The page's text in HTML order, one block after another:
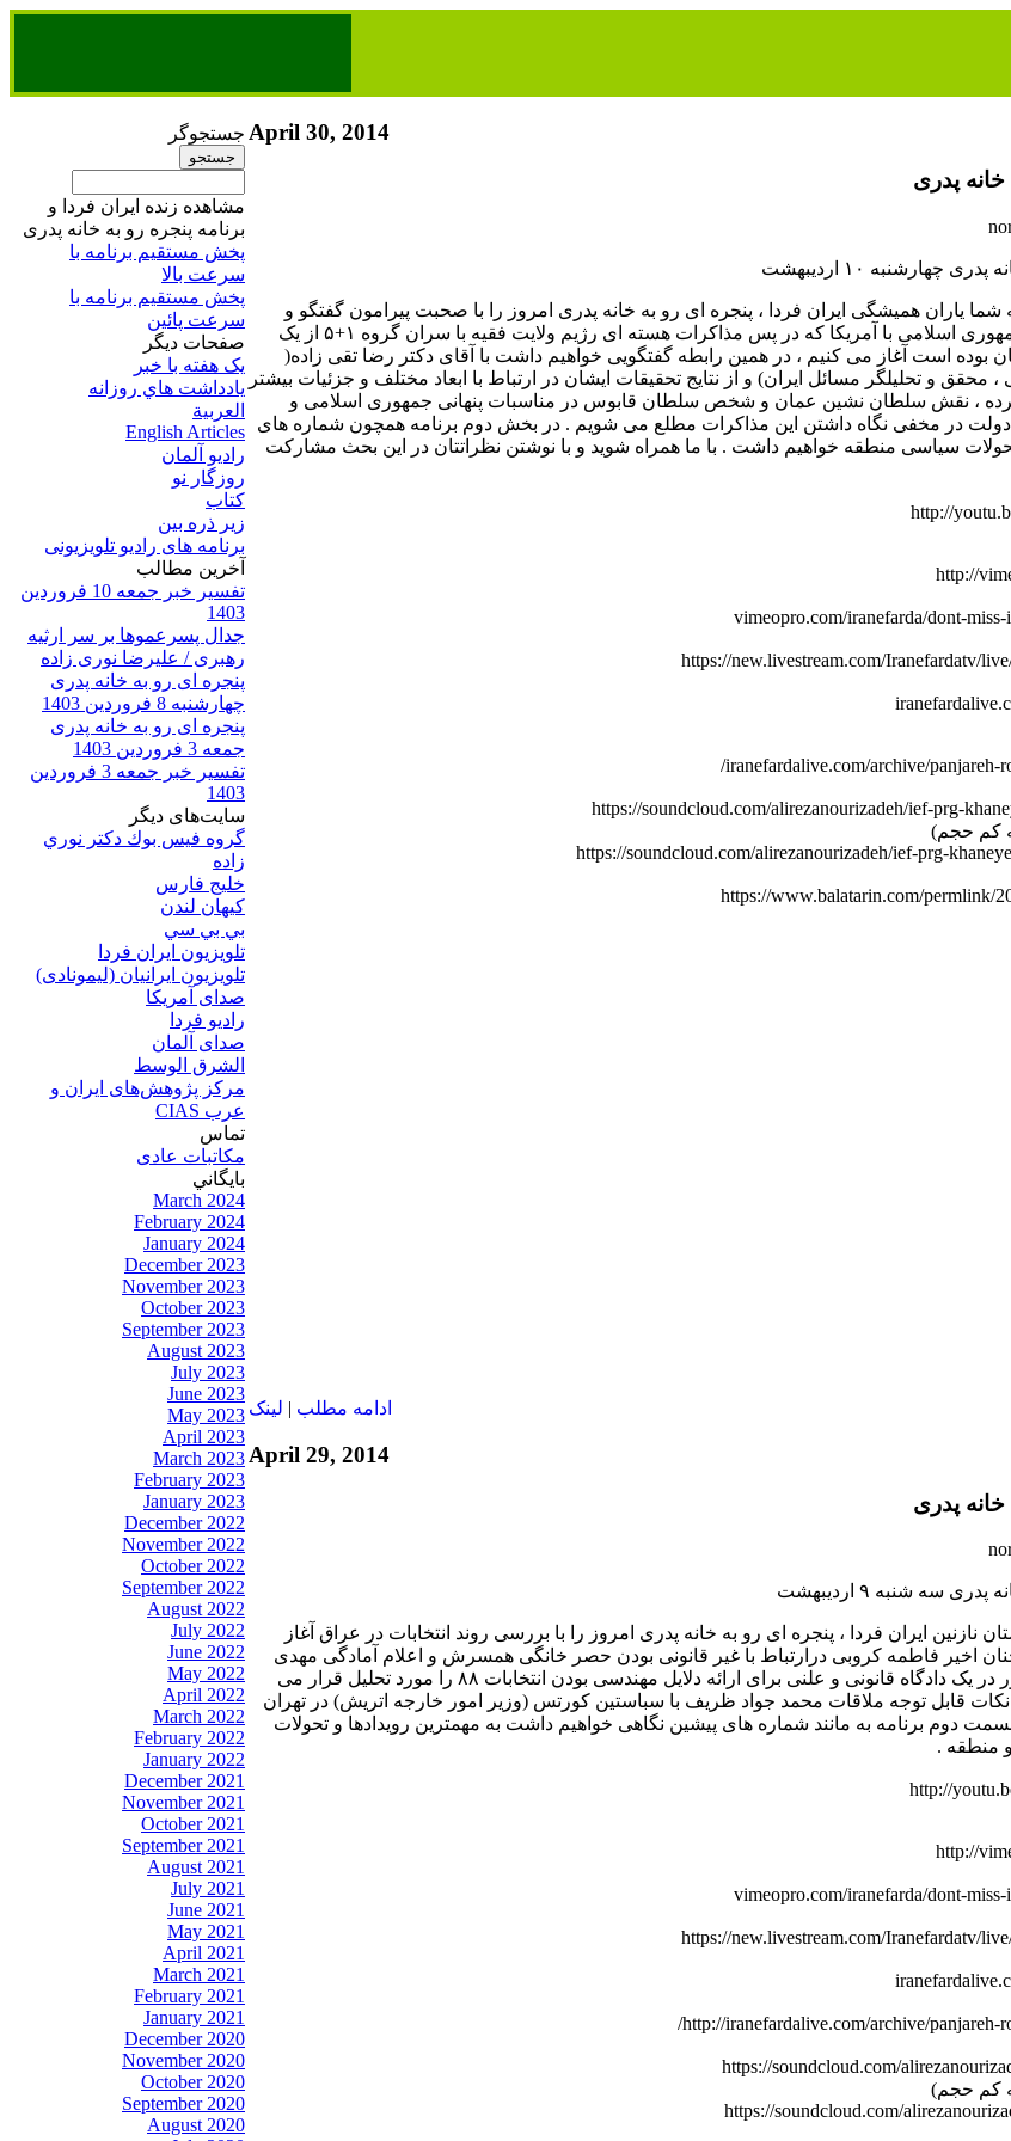
جستجوگر
مشاهده زنده ایران فردا و
برنامه پنجره رو به خانه پدری
پخش مستقیم برنامه‌ ​با
سرعت بالا
پخش مستقیم برنامه‌ ​با
سرعت پائین​
صفحات ديگر
يک هفته با خبر
يادداشت هاي روزانه
العربية
English Articles
راديو آلمان
روزگار نو
کتاب
زير ذره بين
برنامه های رادیو تلویزیونی
آخرين مطالب
تفسیر خبر جمعه 10 فروردین
1403
جدال پسرعموها بر سر ارثیه
رهبری / علیرضا نوری زاده
پنجره ای رو به خانه پدری
چهارشنبه 8 فروردین 1403
پنجره ای رو به خانه پدری
جمعه 3 فروردین 1403
تفسیر خبر جمعه 3 فروردین
1403
سایت‌های ديگر
گروه فيس بوك دكتر نوري
زاده
خلیج فارس
کيهان لندن
بي بي سي
تلویزیون ایران فردا
تلويزيون ايرانيان (ليمونادی)
صدای آمريکا
راديو فردا
صدای آلمان
الشرق الوسط
مرکز پژوهش‌های ايران و
عرب CIAS
تماس
مکاتبات عادی
بايگاني
March 2024
February 2024
January 2024
December 2023
November 2023
October 2023
September 2023
August 2023
July 2023
June 2023
May 2023
April 2023
March 2023
February 2023
January 2023
December 2022
November 2022
October 2022
September 2022
August 2022
July 2022
June 2022
May 2022
April 2022
March 2022
February 2022
January 2022
December 2021
November 2021
October 2021
September 2021
August 2021
July 2021
June 2021
May 2021
April 2021
March 2021
February 2021
January 2021
December 2020
November 2020
October 2020
September 2020
August 2020
April 30, 2014
پدری
چهارشنبه ۱۰ اردیبهشت
شما یاران همیشگی ایران فردا ، پنجره ای رو به خانه پدری امروز را با صحبت پیرامون گفتگو و
توافقات پنهانی جمهوری اسلامی با آمریکا که در پس مذاکرات هسته ای رژیم ولایت فقیه با سران گروه ۱+۵ از یک
بوده است آغاز می کنیم ، در همین رابطه گفتگویی خواهیم داشت با آقای دکتر رضا تقی زاده(
و تحلیلگر مسائل ایران) و از نتایج تحقیقات ایشان در ارتباط با ابعاد مختلف و جزئیات بیشتر
، نقش سلطان نشین عمان و شخص سلطان قابوس در مناسبات پنهانی جمهوری اسلامی و
دولت در مخفی نگاه داشتن این مذاکرات مطلع می شویم . در بخش دوم برنامه همچون شماره های
سیاسی منطقه خواهیم داشت . با ما همراه شوید و با نوشتن نظراتتان در این بحث مشارکت
http://
http://
vimeopro.com/iranefarda/dont-
https://new.livestream.com/Iranefardatv/
iranefardalive.com/archive/panjareh-
https://soundcloud.com/alirezanourizadeh/ief-prg-
https://soundcloud.com/alirezanourizadeh/ief-prg-
https://www.balatarin.com/permlink/
ادامه مطلب | لينک
April 29, 2014
پدری
سه شنبه ۹ اردیبهشت
نازنین ایران فردا ، پنجره ای رو به خانه پدری امروز را با بررسی روند انتخابات در عراق آغاز
اخیر فاطمه کروبی درارتباط با غیر قانونی بودن حصر خانگی همسرش و اعلام آمادگی مهدی
کروبی برای حضور در یک دادگاه قانونی و علنی برای ارائه دلایل مهندسی بودن انتخابات ۸۸ را مورد تحلیل قرار می
نکات قابل توجه ملاقات محمد جواد ظریف با سباستین کورتس (وزیر امور خارجه اتریش) در تهران
دوم برنامه به مانند شماره های پیشین نگاهی خواهیم داشت به مهمترین رویدادها و تحولات
منطقه .
http://
http://
vimeopro.com/iranefarda/dont-
https://new.livestream.com/Iranefardatv/
http://iranefardalive.com/archive/panjareh-
https://soundcloud.com/
https://soundcloud.com/